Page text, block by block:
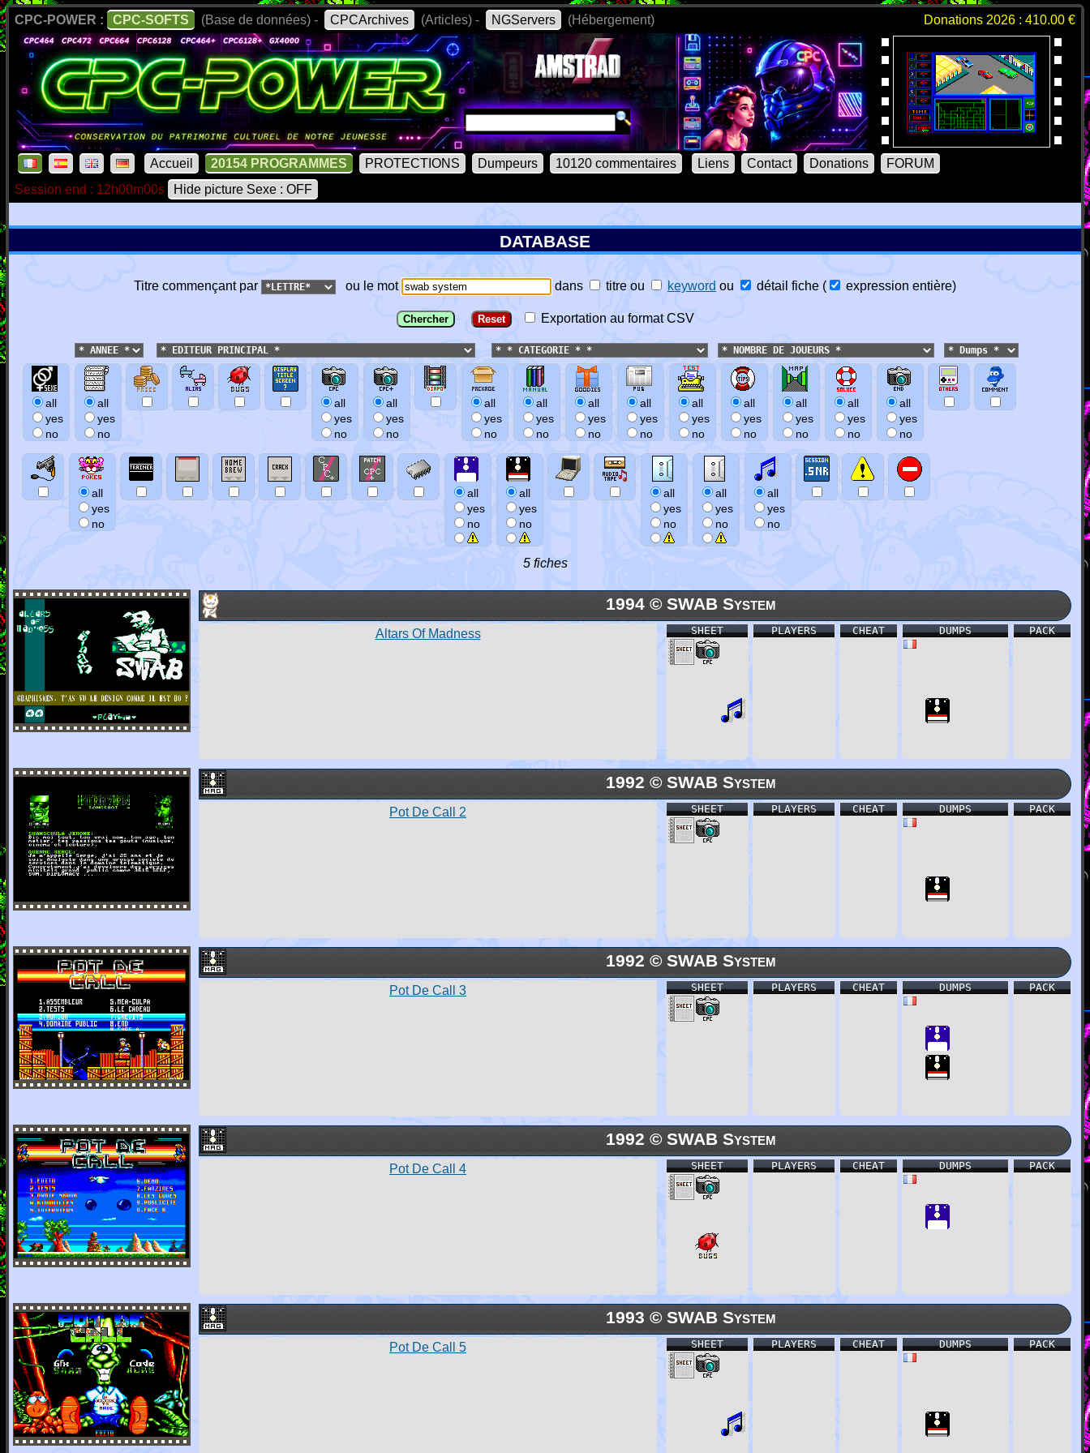
CPC-POWER : CPC-SOFTS (Base de données) - CPCArchives (Articles) - NGServers (Hébergement) Donations 2026 : 410.00 €
Accueil 20154 PROGRAMMES PROTECTIONS Dumpeurs 10120 commentaires Liens Contact Donations
FORUM
Session end : 12h00m00s
Hide picture Sexe : OFF
DATABASE
Titre commençant par ou le mot dans titre ou keyword ou détail fiche ( expression entière)
Exportation au format CSV
all
yes
no
all
yes
no
all
yes
no
all
yes
no
all
yes
no
all
yes
no
all
yes
no
all
yes
no
all
yes
no
all
yes
no
all
yes
no
all
yes
no
all
yes
no
all
yes
no
all
yes
no
all
yes
no
all
yes
no
all
yes
no
all
yes
no
5 fiches
1994 © SWAB System
Altars Of Madness PACK
DUMPS
CHEAT
PLAYERS
SHEET
1992 © SWAB System
Pot De Call 2 PACK
DUMPS
CHEAT
PLAYERS
SHEET
1992 © SWAB System
Pot De Call 3 PACK
DUMPS
CHEAT
PLAYERS
SHEET
1992 © SWAB System
Pot De Call 4 PACK
DUMPS
CHEAT
PLAYERS
SHEET
1993 © SWAB System
Pot De Call 5 PACK
DUMPS
CHEAT
PLAYERS
SHEET